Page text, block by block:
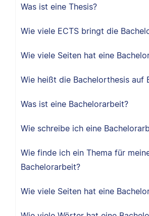
Was ist eine Thesis?
Wie viele ECTS bringt die
Wie viele Seiten hat eine
Wie heißt die Bachelorthesis auf
Was ist eine Bachelorarbeit?
Wie schreibe ich eine
Wie finde ich ein Thema für
Bachelorarbeit?
Wie viele Seiten hat eine